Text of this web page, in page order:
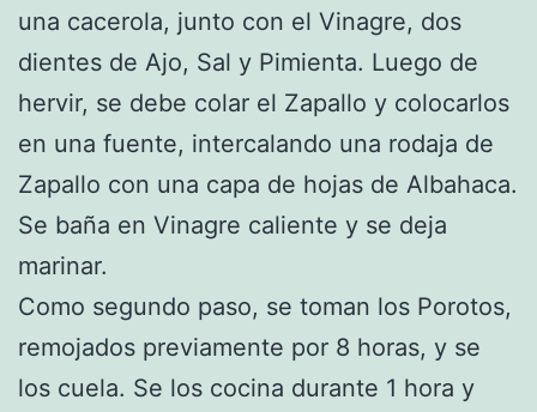
una cacerola, junto con el Vinagre, dos
dientes de Ajo, Sal y Pimienta. Luego de
hervir, se debe colar el Zapallo y colocarlos
en una fuente, intercalando una rodaja de
Zapallo con una capa de hojas de Albahaca.
Se baña en Vinagre caliente y se deja
marinar.
Como segundo paso, se toman los Porotos,
remojados previamente por 8 horas, y se
los cuela. Se los cocina durante 1 hora y